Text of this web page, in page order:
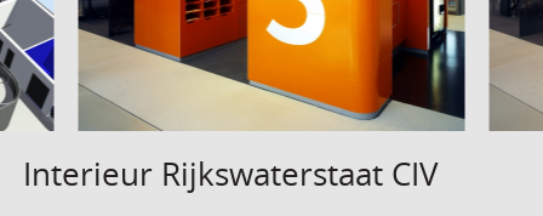
Interieur Rijkswaterstaat CIV